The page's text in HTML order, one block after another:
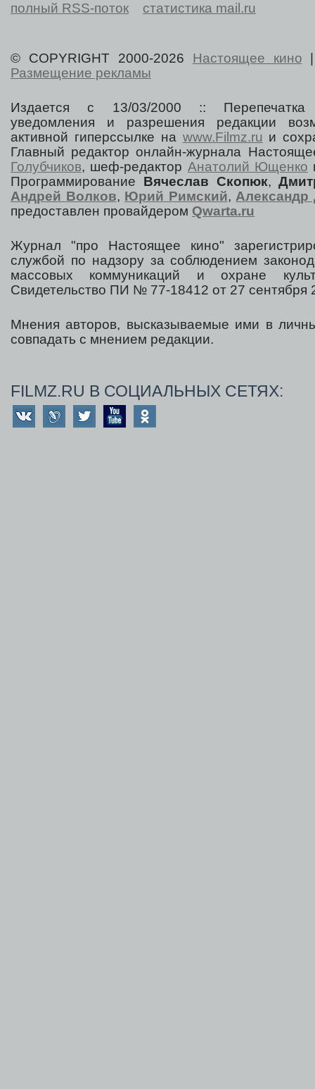
полный RSS-поток
статистика mail.ru
© COPYRIGHT 2000-2026 Настоящее кино
Размещение рекламы
Издается с 13/03/2000 :: Перепечатка
уведомления и разрешения редакции
активной гиперссылке на www.Filmz.ru и
Главный редактор онлайн-журнала
Голубчиков, шеф-редактор Анатолий Ющенко
Программирование Вячеслав Скопюк,
Андрей Волков, Юрий Римский,Александр
предоставлен провайдером Qwarta.ru
Журнал "про Настоящее кино"
службой по надзору за соблюдением
массовых коммуникаций и охране
Свидетельство ПИ № 77-18412 от 27 сентября
Мнения авторов, высказываемые ими в
совпадать с мнением редакции.
FILMZ.RU В СОЦИАЛЬНЫХ СЕТЯХ: